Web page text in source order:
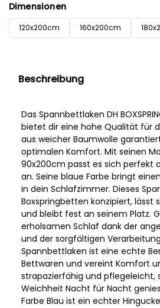
Dimensionen
120x200cm 160x200cm
Beschreibung
Das Spannbettlaken DH
bietet dir eine hohe Qualität für
aus weicher Baumwolle
optimalen Komfort. Mit seinen
90x200cm passt es sich perfekt
an. Seine blaue Farbe bringt
in dein Schlafzimmer. Dieses
Boxspringbetten konzipiert, lässt
und bleibt fest an seinem Platz.
erholsamen Schlaf dank der
und der sorgfältigen
Spannbettlaken ist eine echte
Bettwaren und vereint Komfort
strapazierfähig und pflegeleicht,
Weichheit Nacht für Nacht
Farbe Blau ist ein echter